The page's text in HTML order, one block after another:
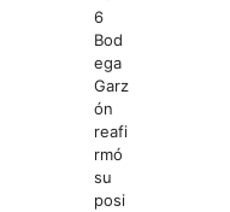
6
Bod
ega
Garz
ón
reafi
rmó
su
posi